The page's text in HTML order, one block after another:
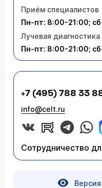
Приём специалистов
Пн-пт: 8:00-21:00;
Лучевая диагностика
Пн-пт: 8:00-21:00;
+7 (495) 788 33
info@celt.ru
Сотрудничество